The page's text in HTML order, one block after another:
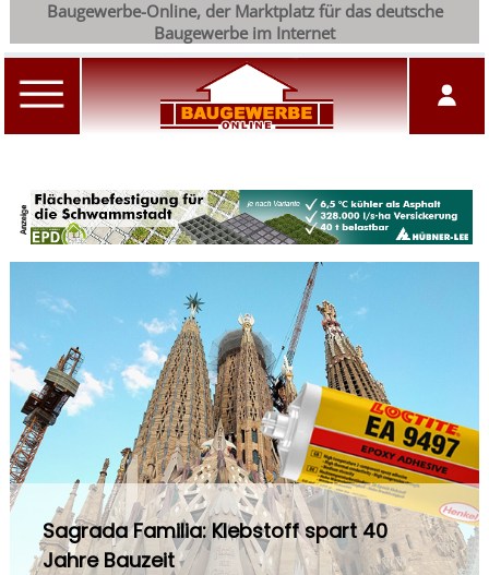
Baugewerbe-Online, der Marktplatz für das deutsche
Baugewerbe im Internet
Sagrada Familia: Klebstoff spart 40
Jahre Bauzeit